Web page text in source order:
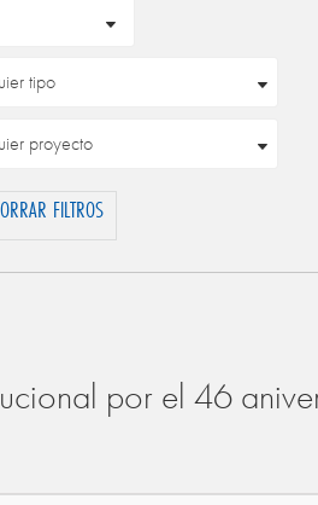
FILTROS
por el 46